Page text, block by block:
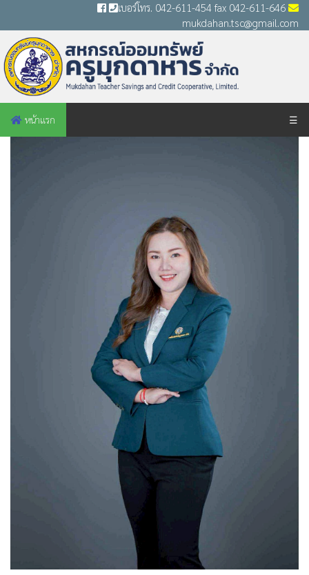
เบอร์โทร. 042-611-454 fax 042-611-646
mukdahan.tsc@gmail.com
หน้าแรก ☰